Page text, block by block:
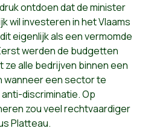
ontdoen dat de minister
wil investeren in het Vlaams
eigenlijk als een vermomde
werden de budgetten
ze alle bedrijven binnen een
een sector te
discriminatie. Op
zou veel rechtvaardiger
Platteau.